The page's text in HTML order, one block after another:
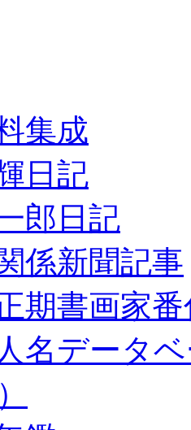
集成
日記
郎日記
係新聞記事
期書画家
名データ